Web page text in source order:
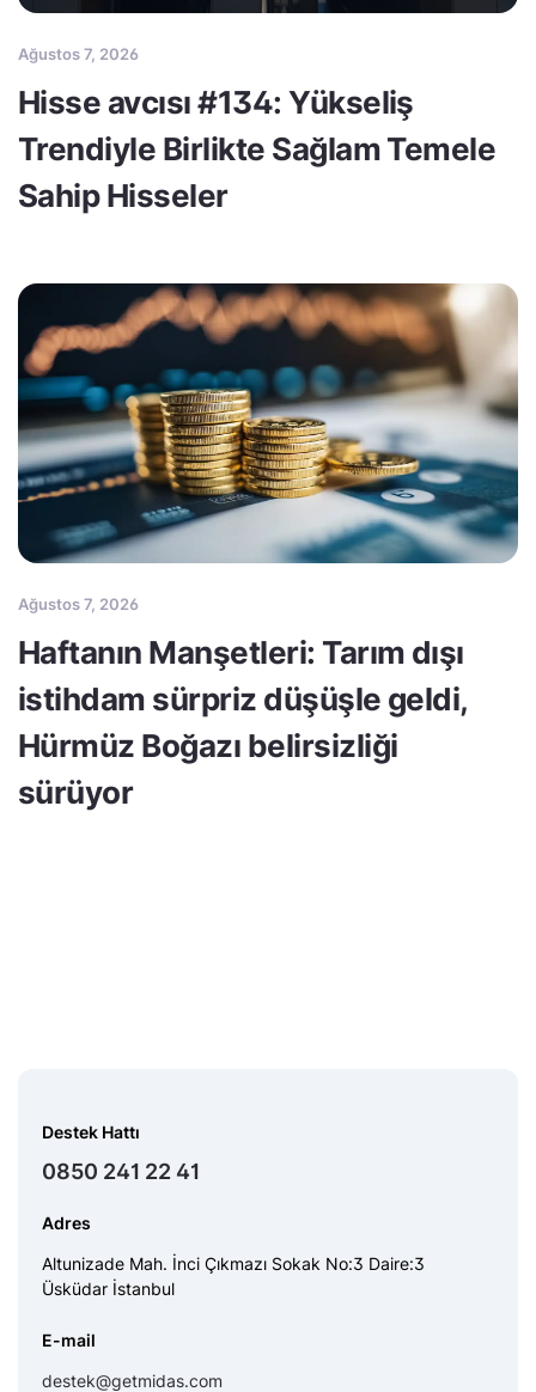
Ağustos 7, 2026
Hisse avcısı #134: Yükseliş
Trendiyle Birlikte Sağlam Temele
Sahip Hisseler
Ağustos 7, 2026
Haftanın Manşetleri: Tarım dışı
istihdam sürpriz düşüşle geldi,
Hürmüz Boğazı belirsizliği
sürüyor
Destek Hattı
0850 241 22 41
Adres
Altunizade Mah. İnci Çıkmazı Sokak No:3 Daire:3
Üsküdar İstanbul
E-mail
destek@getmidas.com